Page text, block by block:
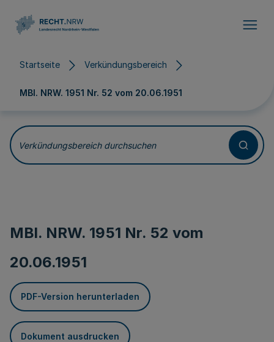
Startseite Verkündungsbereich
MBl. NRW. 1951 Nr. 52 vom 20.06.1951
Verkündungsbereich durchsuchen
MBl. NRW. 1951 Nr. 52 vom
20.06.1951
PDF-Version herunterladen
Dokument ausdrucken